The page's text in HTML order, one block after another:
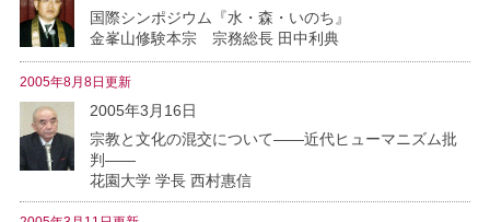
国際シンポジウム『水・森・いのち』
金峯山修験本宗 宗務総長 田中利典
2005年8月8日更新
2005年3月16日
宗教と文化の混交について――近代ヒューマニズム批
判――
花園大学 学長 西村惠信